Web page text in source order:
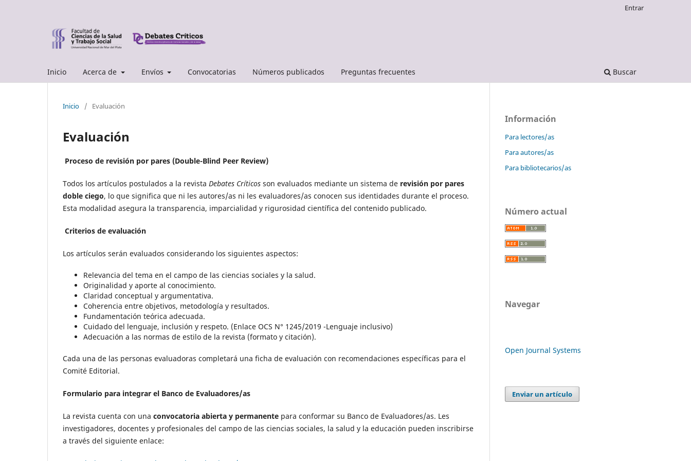
Inicio Acerca de Envíos Convocatorias Números publicados Preguntas frecuentes Buscar
Entrar
Inicio / Evaluación
Evaluación
Proceso de revisión por pares (Double-Blind Peer Review)
Todos los artículos postulados a la revista Debates Críticos son evaluados mediante un sistema de revisión por pares
doble ciego, lo que significa que ni les autores/as ni les evaluadores/as conocen sus identidades durante el proceso.
Esta modalidad asegura la transparencia, imparcialidad y rigurosidad científica del contenido publicado.
Criterios de evaluación
Los artículos serán evaluados considerando los siguientes aspectos:
Relevancia del tema en el campo de las ciencias sociales y la salud.
Originalidad y aporte al conocimiento.
Claridad conceptual y argumentativa.
Coherencia entre objetivos, metodología y resultados.
Fundamentación teórica adecuada.
Cuidado del lenguaje, inclusión y respeto. (Enlace OCS N° 1245/2019 -Lenguaje inclusivo)
Adecuación a las normas de estilo de la revista (formato y citación).
Cada una de las personas evaluadoras completará una ficha de evaluación con recomendaciones específicas para el
Comité Editorial.
Formulario para integrar el Banco de Evaluadores/as
La revista cuenta con una convocatoria abierta y permanente para conformar su Banco de Evaluadores/as. Les
investigadores, docentes y profesionales del campo de las ciencias sociales, la salud y la educación pueden inscribirse
a través del siguiente enlace:
Información
Para lectores/as
Para autores/as
Para bibliotecarios/as
Número actual
Navegar
Open Journal Systems
Enviar un artículo